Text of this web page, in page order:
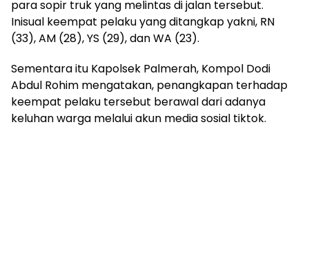
para sopir truk yang melintas di jalan tersebut.
Inisual keempat pelaku yang ditangkap yakni, RN
(33), AM (28), YS (29), dan WA (23).
Sementara itu Kapolsek Palmerah, Kompol Dodi
Abdul Rohim mengatakan, penangkapan terhadap
keempat pelaku tersebut berawal dari adanya
keluhan warga melalui akun media sosial tiktok.